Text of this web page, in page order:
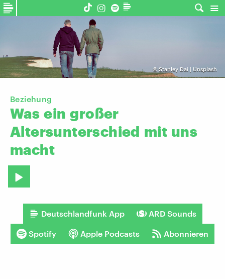
© Stanley Dai | Unsplash
Beziehung
Was ein großer
Altersunterschied mit uns
macht
Deutschlandfunk App ARD Sounds
Spotify Apple Podcasts Abonnieren